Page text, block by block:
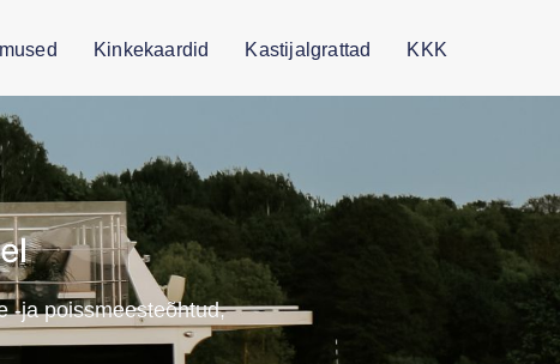
Kinkekaardid Kastijalgrattad KKK
-ja poissmeesteõhtud,